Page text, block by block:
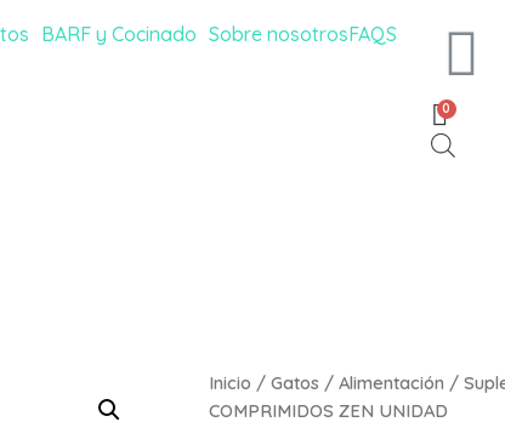
BARF y Cocinado Sobre nosotrosFAQS
0
Inicio / Gatos / Alimentación /
COMPRIMIDOS ZEN UNIDAD